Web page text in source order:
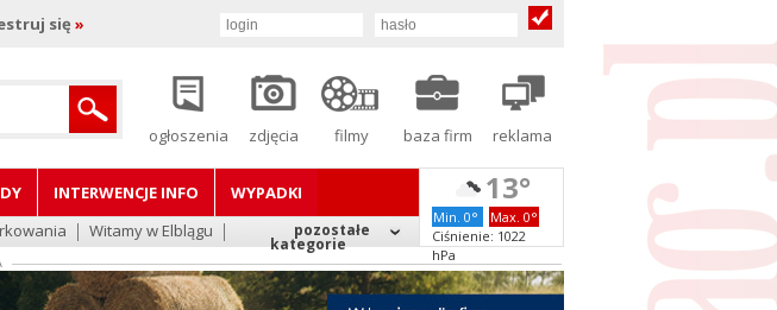
się »
ogłoszenia zdjęcia filmy baza firm reklama
INTERWENCJE INFO
WYPADKI
Witamy w Elblągu pozostałe
kategorie
13°
Min. 0°
Max. 0°
Ciśnienie: 1022
hPa